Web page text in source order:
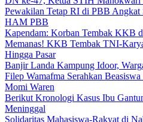
Pewakilan Tetap RI di PBB
HAM PBB
Kapendam: Korban Tembak KKB
Memanas! KKB Tembak TNI-
Hingga Pasar
Banjir Landa Kampung Idoor,
Filep Wamafma Serahkan
Momi Waren
Berikut Kronologi Kasus Ibu
Meninggal
Solidaritas Mahasiswa-Rakyat di